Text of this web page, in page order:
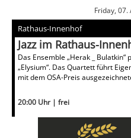
Friday,
Rathaus-Innenhof
Jazz im Rathaus-
Das Ensemble „Herak _
„Elysium“. Das Quartett führt
mit dem OSA-Preis
20:00 Uhr | frei